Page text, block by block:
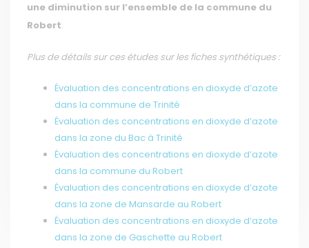
une diminution sur l’ensemble de la commune du
Robert.
Plus de détails sur ces études sur les fiches synthétiques :
Évaluation des concentrations en dioxyde d’azote
dans la commune de Trinité
Évaluation des concentrations en dioxyde d’azote
dans la zone du Bac à Trinité
Évaluation des concentrations en dioxyde d’azote
dans la commune du Robert
Évaluation des concentrations en dioxyde d’azote
dans la zone de Mansarde au Robert
Évaluation des concentrations en dioxyde d’azote
dans la zone de Gaschette au Robert